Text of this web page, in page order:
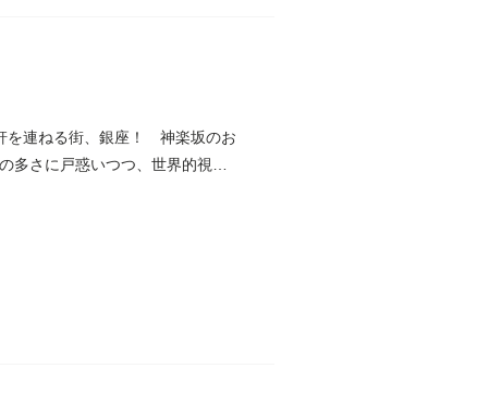
を連ねる街、銀座！ 神楽坂のお
さに戸惑いつつ、世界的視点